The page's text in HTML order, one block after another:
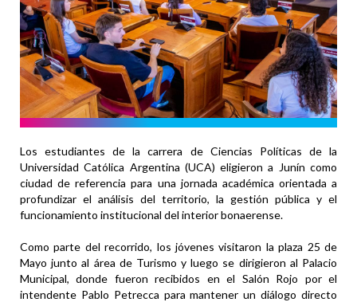
Los estudiantes de la carrera de Ciencias Políticas de la
Universidad Católica Argentina (UCA) eligieron a Junín como
ciudad de referencia para una jornada académica orientada a
profundizar el análisis del territorio, la gestión pública y el
funcionamiento institucional del interior bonaerense.
Como parte del recorrido, los jóvenes visitaron la plaza 25 de
Mayo junto al área de Turismo y luego se dirigieron al Palacio
Municipal, donde fueron recibidos en el Salón Rojo por el
intendente Pablo Petrecca para mantener un diálogo directo